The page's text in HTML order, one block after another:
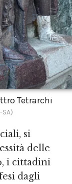
Tetrarchi
si
delle
i cittadini
dagli